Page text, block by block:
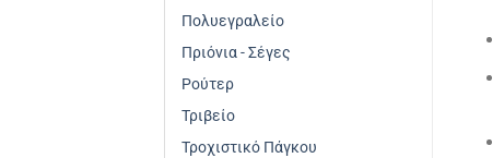
Πολυεγραλείο
Πριόνια - Σέγες
Ρούτερ
Τριβείο
Τροχιστικό Πάγκου